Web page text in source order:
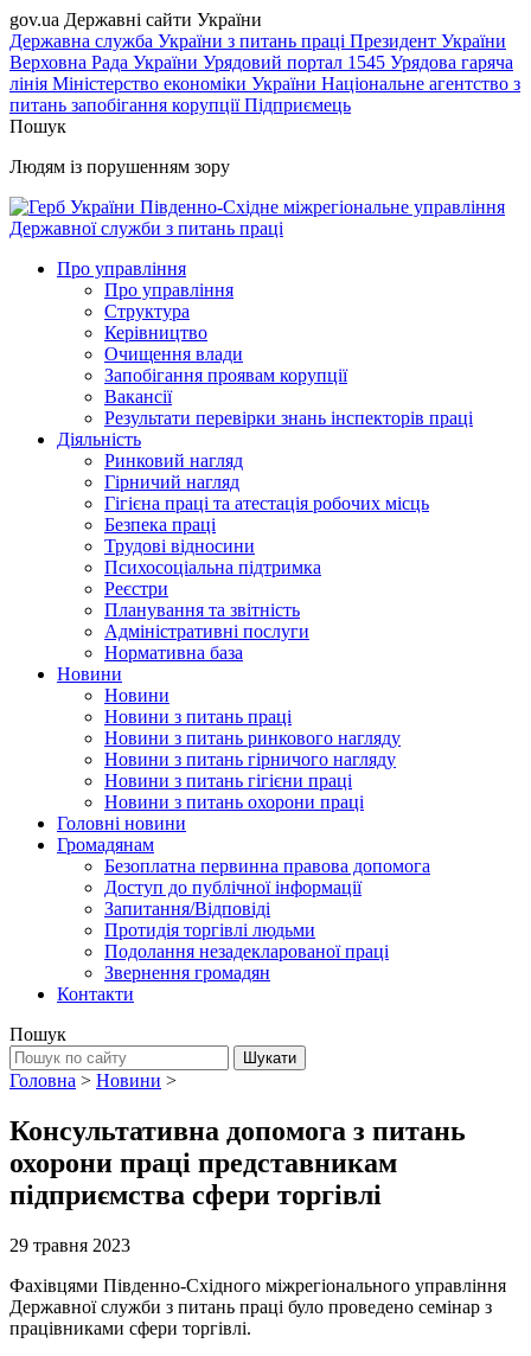
gov.ua Державні сайти України
Державна служба України з питань праці Президент України
Верховна Рада України Урядовий портал 1545 Урядова гаряча
лінія Міністерство економіки України Національне агентство з
питань запобігання корупціїПідприємець
Пошук
Людям із порушенням зору
Південно-Східне міжрегіональне управління
Державної служби з питань праці
Про управління
Про управління
Структура
Керівництво
Очищення влади
Запобігання проявам корупції
Вакансії
Результати перевірки знань інспекторів праці
Діяльність
Ринковий нагляд
Гірничий нагляд
Гігієна праці та атестація робочих місць
Безпека праці
Трудові відносини
Психосоціальна підтримка
Реєстри
Планування та звітність
Адміністративні послуги
Нормативна база
Новини
Новини
Новини з питань праці
Новини з питань ринкового нагляду
Новини з питань гірничого нагляду
Новини з питань гігієни праці
Новини з питань охорони праці
Головні новини
Громадянам
Безоплатна первинна правова допомога
Доступ до публічної інформації
Запитання/Відповіді
Протидія торгівлі людьми
Подолання незадекларованої праці
Звернення громадян
Контакти
Пошук
Головна > Новини >
Консультативна допомога з питань
охорони праці представникам
підприємства сфери торгівлі
29 травня 2023
Фахівцями Південно-Східного міжрегіонального управління
Державної служби з питань праці було проведено семінар з
працівниками сфери торгівлі.